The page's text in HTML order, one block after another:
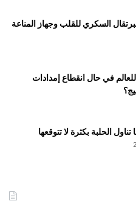
السكري للقلب وجهاز المناعة
في حال انقطاع إمدادات